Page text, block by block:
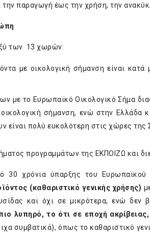
παραγωγή έως την χρήση, την
των 13 χωρών:
με οικολογική σήμανση είναι
με το Ευρωπαϊκό Οικολογικό Σήμα
σήμανση, ενώ στην Ελλάδα
πολύ ευκολότερη στις χώρες της
προγραμμάτων της ΕΚΠΟΙΖΩ και
30 χρόνια ύπαρξης του Ευρωπαϊκού
(καθαριστικό γενικής χρήσης)
και όχι σε μικρότερα, ενώ δεν
λυπηρό, το ότι σε εποχή
συμβατικά), όπως το καθαριστικό